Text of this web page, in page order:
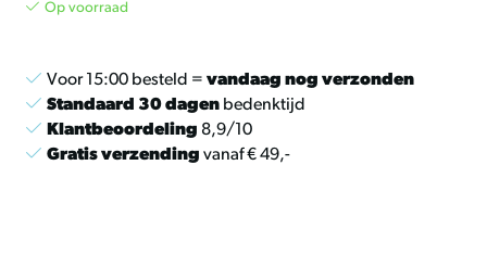
Op voorraad
Voor 15:00 besteld = vandaag nog verzonden
Standaard 30 dagen bedenktijd
Klantbeoordeling 8,9/10
Gratis verzending vanaf € 49,-